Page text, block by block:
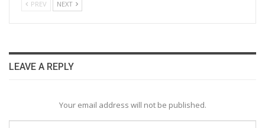
PREV NEXT
LEAVE A REPLY
Your email address will not be published.